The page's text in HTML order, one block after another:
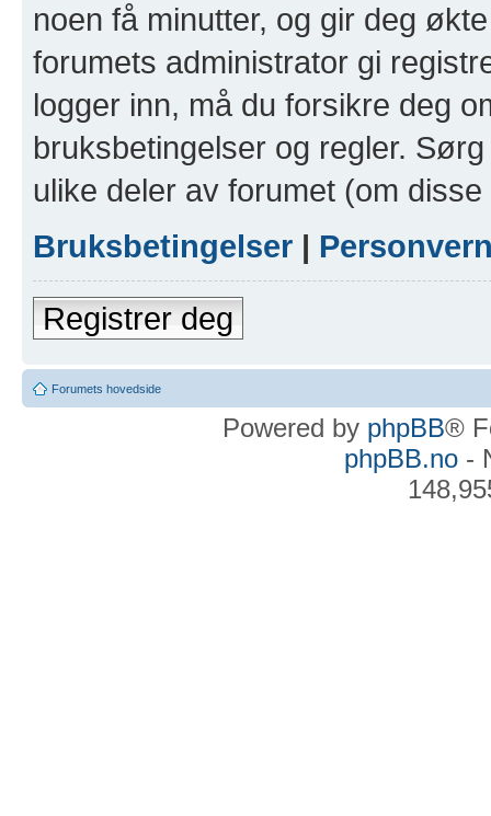
noen få minutter, og gir deg
forumets administrator gi
logger inn, må du forsikre deg
bruksbetingelser og regler.
ulike deler av forumet (om
Bruksbetingelser |
Registrer deg
Forumets hovedside
Powered by phpBB®
phpBB.no-